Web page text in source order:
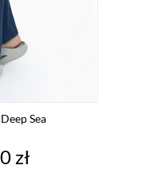
Sea
zł